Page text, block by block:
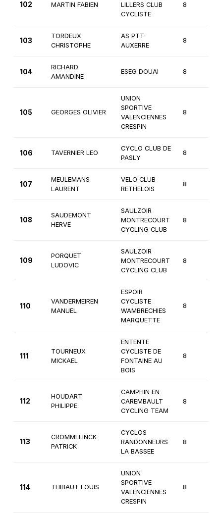
102 MARTIN FABIEN
LILLERS CLUB
CYCLISTE
8
103
TORDEUX
CHRISTOPHE
AS PTT
AUXERRE
8
104
RICHARD
AMANDINE
ESEG DOUAI 8
105 GEORGES OLIVIER
UNION
SPORTIVE
VALENCIENNES
CRESPIN
8
106 TAVERNIER LEO
CYCLO CLUB DE
PASLY
8
107
MEULEMANS
LAURENT
VELO CLUB
RETHELOIS
8
108
SAUDEMONT
HERVE
SAULZOIR
MONTRECOURT
CYCLING CLUB
8
109
PORQUET
LUDOVIC
SAULZOIR
MONTRECOURT
CYCLING CLUB
8
110
VANDERMEIREN
MANUEL
ESPOIR
CYCLISTE
WAMBRECHIES
MARQUETTE
8
111
TOURNEUX
MICKAEL
ENTENTE
CYCLISTE DE
FONTAINE AU
BOIS
8
112
HOUDART
PHILIPPE
CAMPHIN EN
CAREMBAULT
CYCLING TEAM
8
113
CROMMELINCK
PATRICK
CYCLOS
RANDONNEURS
LA BASSEE
8
114 THIBAUT LOUIS
UNION
SPORTIVE
VALENCIENNES
CRESPIN
8